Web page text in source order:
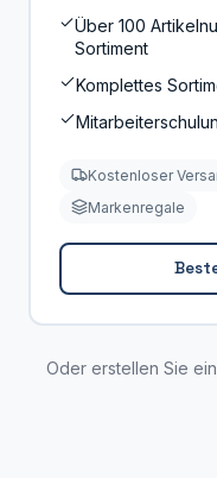
Über 100
Sortiment
Komplettes
Kostenloser
Markenregale
Oder erstellen Sie